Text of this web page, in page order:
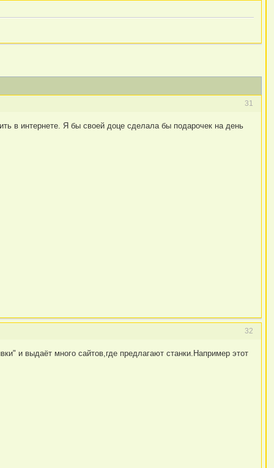
31
в интернете. Я бы своей доце сделала бы подарочек на день
32
и выдаёт много сайтов,где предлагают станки.Например этот